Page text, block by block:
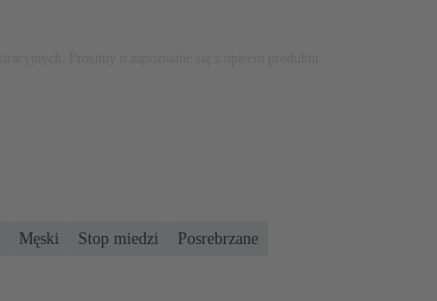
Męski Stop miedzi
Posrebrzane